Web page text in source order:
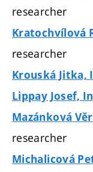
researcher
Kratochvílová
researcher
Krouská Jitka,
Lippay Josef,
Mazánková
researcher
Michalicová